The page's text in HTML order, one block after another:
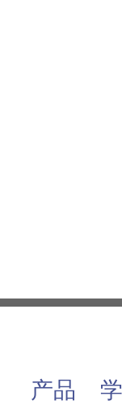
产品